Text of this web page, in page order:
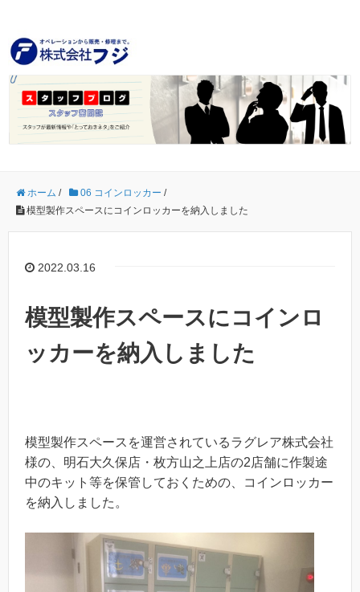
ホーム / 06 コインロッカー /
模型製作スペースにコインロッカーを納入しました
2022.03.16
模型製作スペースにコインロ
ッカーを納入しました
模型製作スペースを運営されているラグレア株式会社
様の、明石大久保店・枚方山之上店の2店舗に作製途
中のキット等を保管しておくための、コインロッカー
を納入しました。